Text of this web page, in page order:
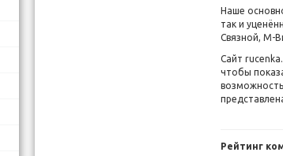
Наше
так и
Связной, М-
Сайт
чтобы
Рейтинг